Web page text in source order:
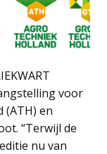
voor
(ATH) en
“Terwijl de
nu van